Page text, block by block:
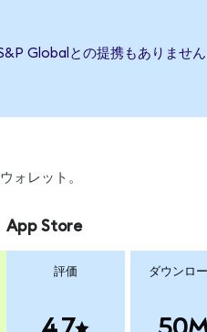
Globalとの提携もありませ
ォレット。
App Store
評価 ダウンロ